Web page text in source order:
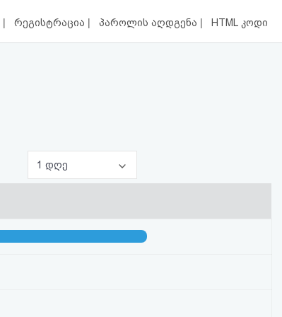
| რეგისტრაცია | პაროლის აღდგენა | HTML კოდი
1 დღე